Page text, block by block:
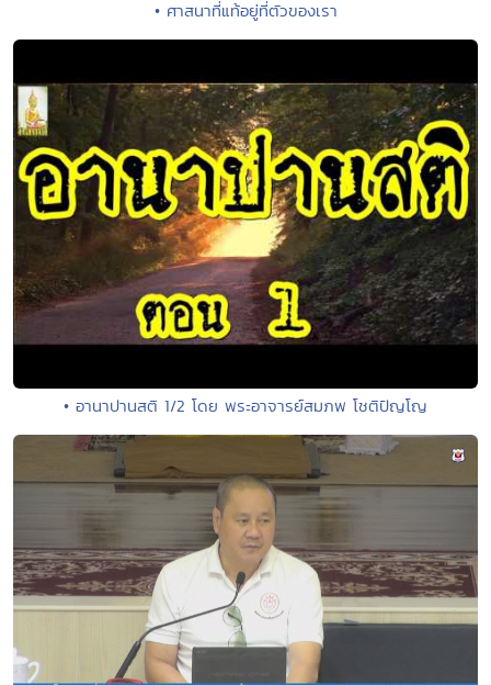
• ศาสนาที่แท้อยู่ที่ตัวของเรา
• อานาปานสติ 1/2 โดย พระอาจารย์สมภพ โชติปัญโญ